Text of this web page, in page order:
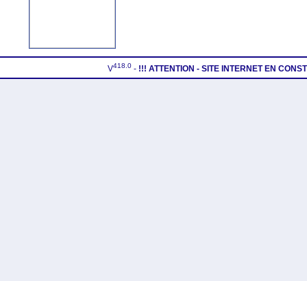
V418.0 - !!! ATTENTION - SITE INTERNET EN